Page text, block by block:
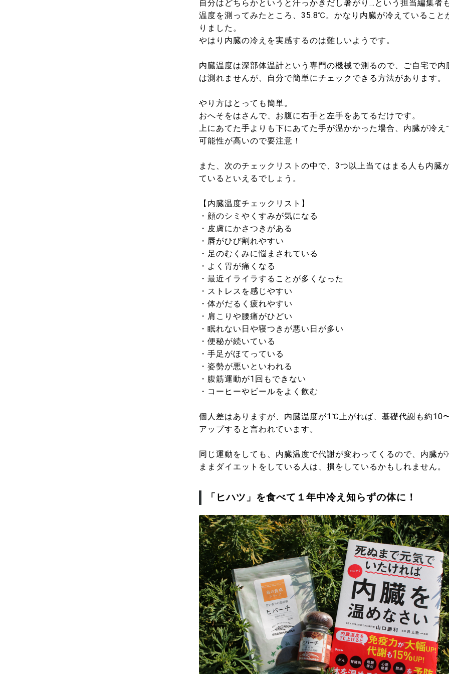
自分はどちらかというと汗っかきだし暑がり…という担当編集者
温度を測ってみたところ、35.8℃。かなり内臓が冷えていること
りました。
やはり内臓の冷えを実感するのは難しいようです。
内臓温度は深部体温計という専門の機械で測るので、ご自宅で内
は測れませんが、自分で簡単にチェックできる方法があります。
やり方はとっても簡単。
おへそをはさんで、お腹に右手と左手をあてるだけです。
上にあてた手よりも下にあてた手が温かかった場合、内臓が冷え
可能性が高いので要注意！
また、次のチェックリストの中で、3つ以上当てはまる人も内臓
ているといえるでしょう。
【内臓温度チェックリスト】
・顔のシミやくすみが気になる
・皮膚にかさつきがある
・唇がひび割れやすい
・足のむくみに悩まされている
・よく胃が痛くなる
・最近イライラすることが多くなった
・ストレスを感じやすい
・体がだるく疲れやすい
・肩こりや腰痛がひどい
・眠れない日や寝つきが悪い日が多い
・便秘が続いている
・手足がほてっている
・姿勢が悪いといわれる
・腹筋運動が1回もできない
・コーヒーやビールをよく飲む
個人差はありますが、内臓温度が1℃上がれば、基礎代謝も約10
アップすると言われています。
同じ運動をしても、内臓温度で代謝が変わってくるので、内臓が
ままダイエットをしている人は、損をしているかもしれません。
「ヒハツ」を食べて１年中冷え知らずの体に！